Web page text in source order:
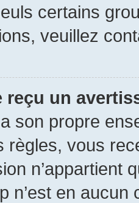
certains
veuillez
reçu un
son propre
règles, vous
n’appartient
n’est en